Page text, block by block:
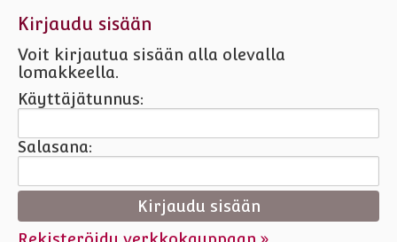
Kirjaudu sisään
Voit kirjautua sisään alla olevalla
lomakkeella.
Käyttäjätunnus:
Salasana: